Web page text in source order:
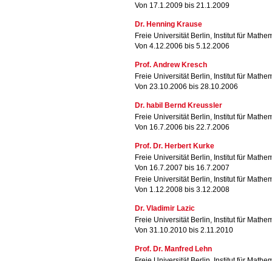
Von 17.1.2009 bis 21.1.2009
Dr. Henning Krause
Freie Universität Berlin, Institut für
Von 4.12.2006 bis 5.12.2006
Prof. Andrew Kresch
Freie Universität Berlin, Institut für
Von 23.10.2006 bis 28.10.2006
Dr. habil Bernd Kreussler
Freie Universität Berlin, Institut für
Von 16.7.2006 bis 22.7.2006
Prof. Dr. Herbert Kurke
Freie Universität Berlin, Institut für
Von 16.7.2007 bis 16.7.2007
Freie Universität Berlin, Institut für
Von 1.12.2008 bis 3.12.2008
Dr. Vladimir Lazic
Freie Universität Berlin, Institut für
Von 31.10.2010 bis 2.11.2010
Prof. Dr. Manfred Lehn